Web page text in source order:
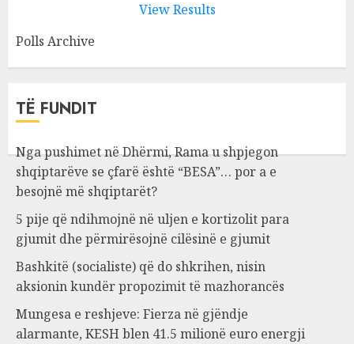
View Results
Polls Archive
TË FUNDIT
Nga pushimet në Dhërmi, Rama u shpjegon
shqiptarëve se çfarë është “BESA”… por a e
besojnë më shqiptarët?
5 pije që ndihmojnë në uljen e kortizolit para
gjumit dhe përmirësojnë cilësinë e gjumit
Bashkitë (socialiste) që do shkrihen, nisin
aksionin kundër propozimit të mazhorancës
Mungesa e reshjeve: Fierza në gjëndje
alarmante, KESH blen 41.5 milionë euro energji